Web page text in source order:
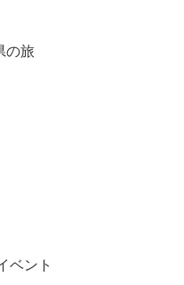
の旅
ベント